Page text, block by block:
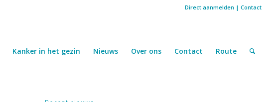
Direct aanmelden |Contact
Kanker in het gezin Nieuws Over ons Contact Route